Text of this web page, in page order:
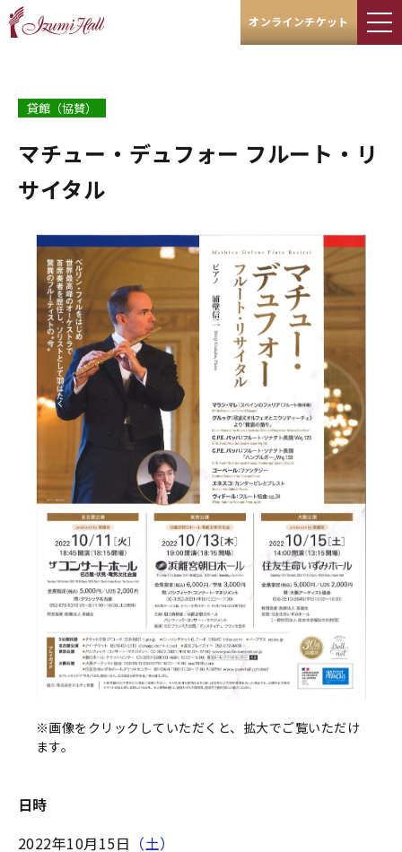
オンラインチケット
貸館（協賛）
マチュー・デュフォー フルート・リ
サイタル
※画像をクリックしていただくと、拡大でご覧いただけ
ます。
日時
2022年10月15日 （土）